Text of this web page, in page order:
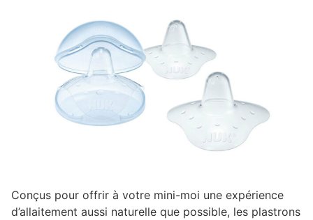
Conçus pour offrir à votre mini-moi une expérience
d’allaitement aussi naturelle que possible, les plastrons